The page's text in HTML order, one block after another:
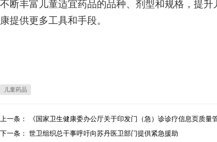
不断丰富儿童适宜药品的品种、剂型和规格，提
康提供更多工具和手段。
儿童药品
上一条：
《国家卫生健康委办公厅关于印发门（急）诊诊疗信息页质量
下一条： 世卫组织总干事呼吁向苏丹医卫部门提供紧急援助